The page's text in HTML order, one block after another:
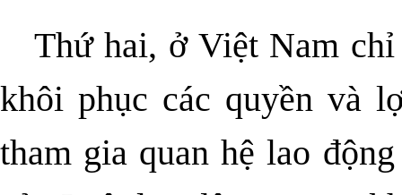
Thứ hai, ở Việt Nam
khôi phục các quyền và
tham gia quan hệ lao